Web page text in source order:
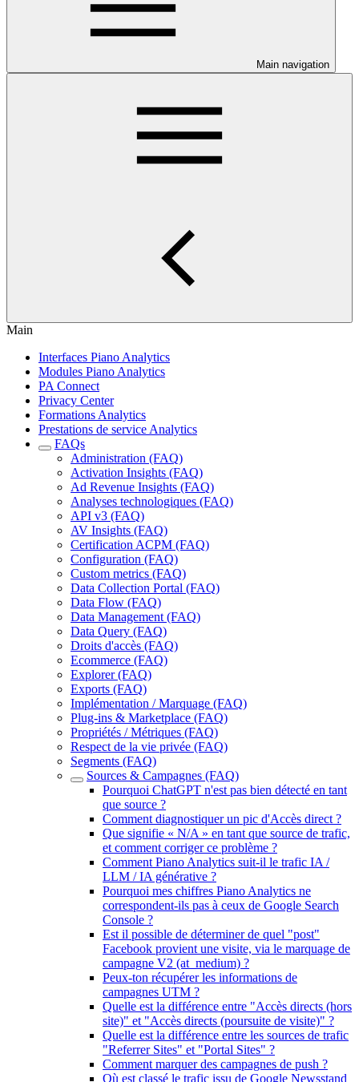
Main navigation
Main
Interfaces Piano Analytics
Modules Piano Analytics
PA Connect
Privacy Center
Formations Analytics
Prestations de service Analytics
FAQs
Administration (FAQ)
Activation Insights (FAQ)
Ad Revenue Insights (FAQ)
Analyses technologiques (FAQ)
API v3 (FAQ)
AV Insights (FAQ)
Certification ACPM (FAQ)
Configuration (FAQ)
Custom metrics (FAQ)
Data Collection Portal (FAQ)
Data Flow (FAQ)
Data Management (FAQ)
Data Query (FAQ)
Droits d'accès (FAQ)
Ecommerce (FAQ)
Explorer (FAQ)
Exports (FAQ)
Implémentation / Marquage (FAQ)
Plug-ins & Marketplace (FAQ)
Propriétés / Métriques (FAQ)
Respect de la vie privée (FAQ)
Segments (FAQ)
Sources & Campagnes (FAQ)
Pourquoi ChatGPT n'est pas bien détecté en tant
que source ?
Comment diagnostiquer un pic d'Accès direct ?
Que signifie « N/A » en tant que source de trafic,
et comment corriger ce problème ?
Comment Piano Analytics suit-il le trafic IA /
LLM / IA générative ?
Pourquoi mes chiffres Piano Analytics ne
correspondent-ils pas à ceux de Google Search
Console ?
Est il possible de déterminer de quel "post"
Facebook provient une visite, via le marquage de
campagne V2 (at_medium) ?
Peux-ton récupérer les informations de
campagnes UTM ?
Quelle est la différence entre "Accès directs (hors
site)" et "Accès directs (poursuite de visite)" ?
Quelle est la différence entre les sources de trafic
"Referrer Sites" et "Portal Sites" ?
Comment marquer des campagnes de push ?
Où est classé le trafic issu de Google Newsstand